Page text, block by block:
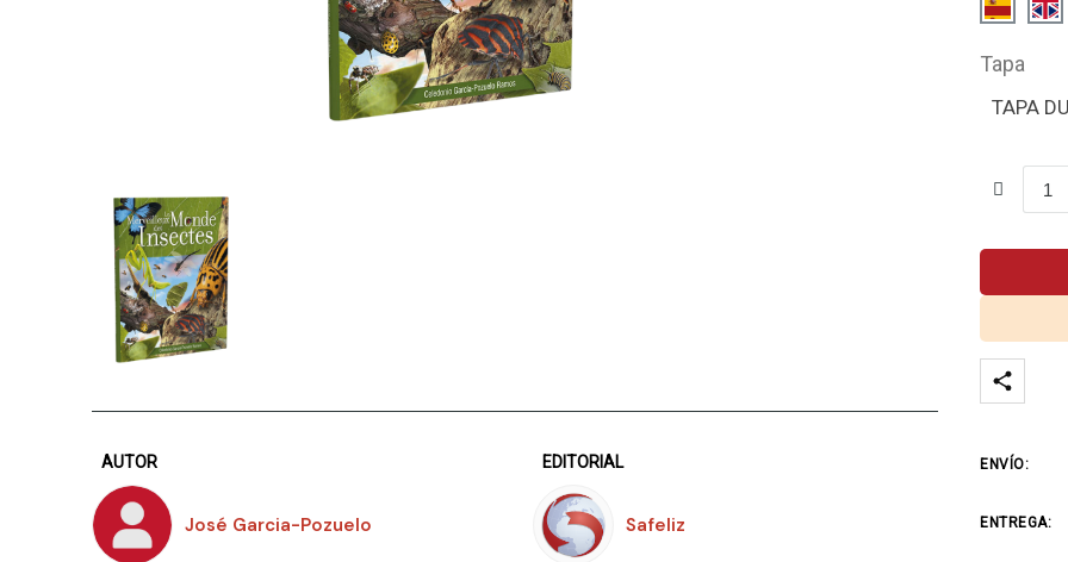
AUTOR
José Garcia-Pozuelo
EDITORIAL
Safeliz
Tapa
TAPA
ENVÍO:
ENTREGA: